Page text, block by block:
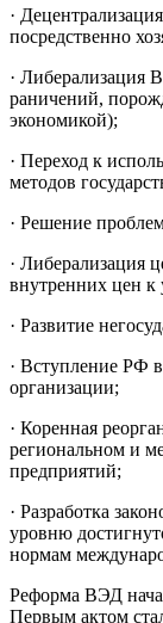
·
посредственно
· Либерализация
раничений,
экономикой);
· Переход к
методов
· Решение
· Либерализация
внутренних цен
· Развитие
· Вступление РФ
организации;
· Коренная
ре­гиональном и
предприятий;
· Разработка
уров­ню
нормам
Реформа ВЭД
Первым актом